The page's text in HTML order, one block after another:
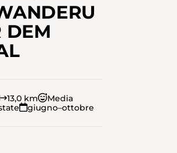
DEM
13,0 km
Media
giugno–ottobre